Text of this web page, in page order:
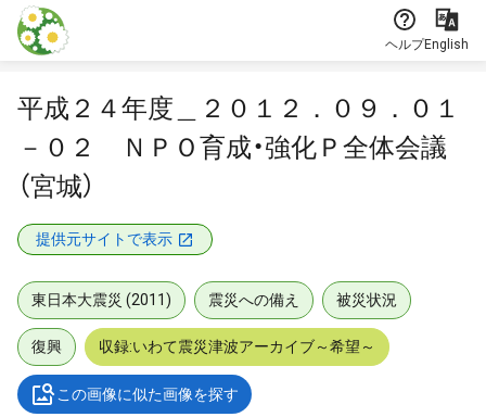
本文に飛ぶ
ヘルプEnglish
平成２４年度＿２０１２．０９．０１
－０２ ＮＰＯ育成・強化Ｐ全体会議
（宮城）
提供元サイトで表示
東日本大震災 (2011) 震災への備え 被災状況
復興 収録:いわて震災津波アーカイブ～希望～
この画像に似た画像を探す